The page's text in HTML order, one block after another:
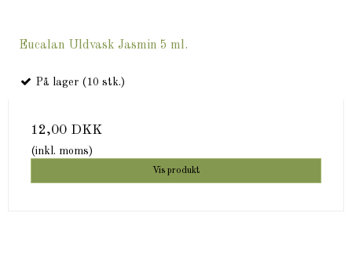
Eucalan Uldvask Jasmin 5 ml.
På lager (10 stk.)
12,00 DKK
(inkl. moms)
Vis produkt